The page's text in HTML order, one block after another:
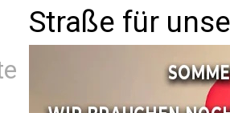
Straße für